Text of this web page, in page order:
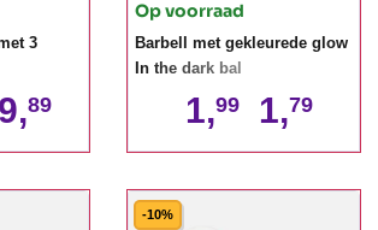
3
9,89
Op voorraad
Barbell met gekleurede glow
In the dark bal
1,99 1,79
-10%